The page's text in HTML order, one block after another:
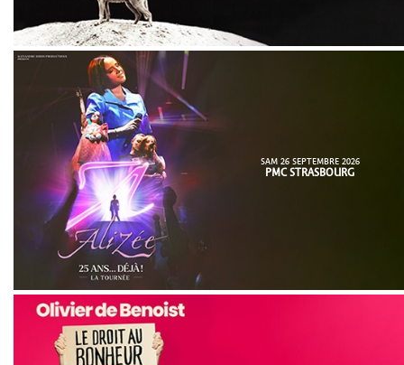
SAM 26 SEPTEMBRE 2026
PMC STRASBOURG